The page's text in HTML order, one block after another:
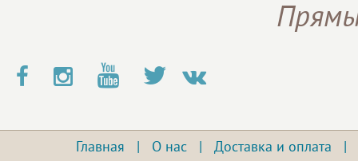
Главная О нас Доставка и оплата